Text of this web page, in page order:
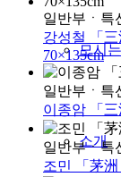
모시
소개
일반부 ㆍ 특
강성철 「
70×135cm
일반부 ㆍ 특
이종암 「
일반부ㆍ특
조민 「茅